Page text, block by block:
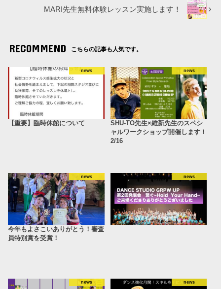
MARI先生無料体験レッスン実施します！
RECOMMEND こちらの記事も人気です。
news
【重要】臨時休館について
news
SHU-TO先生×維新先生のスペシ
ャルワークショップ開催します！
2/16
news
今年もよさこいありがとう！審査
員特別賞を受賞！
news
news news